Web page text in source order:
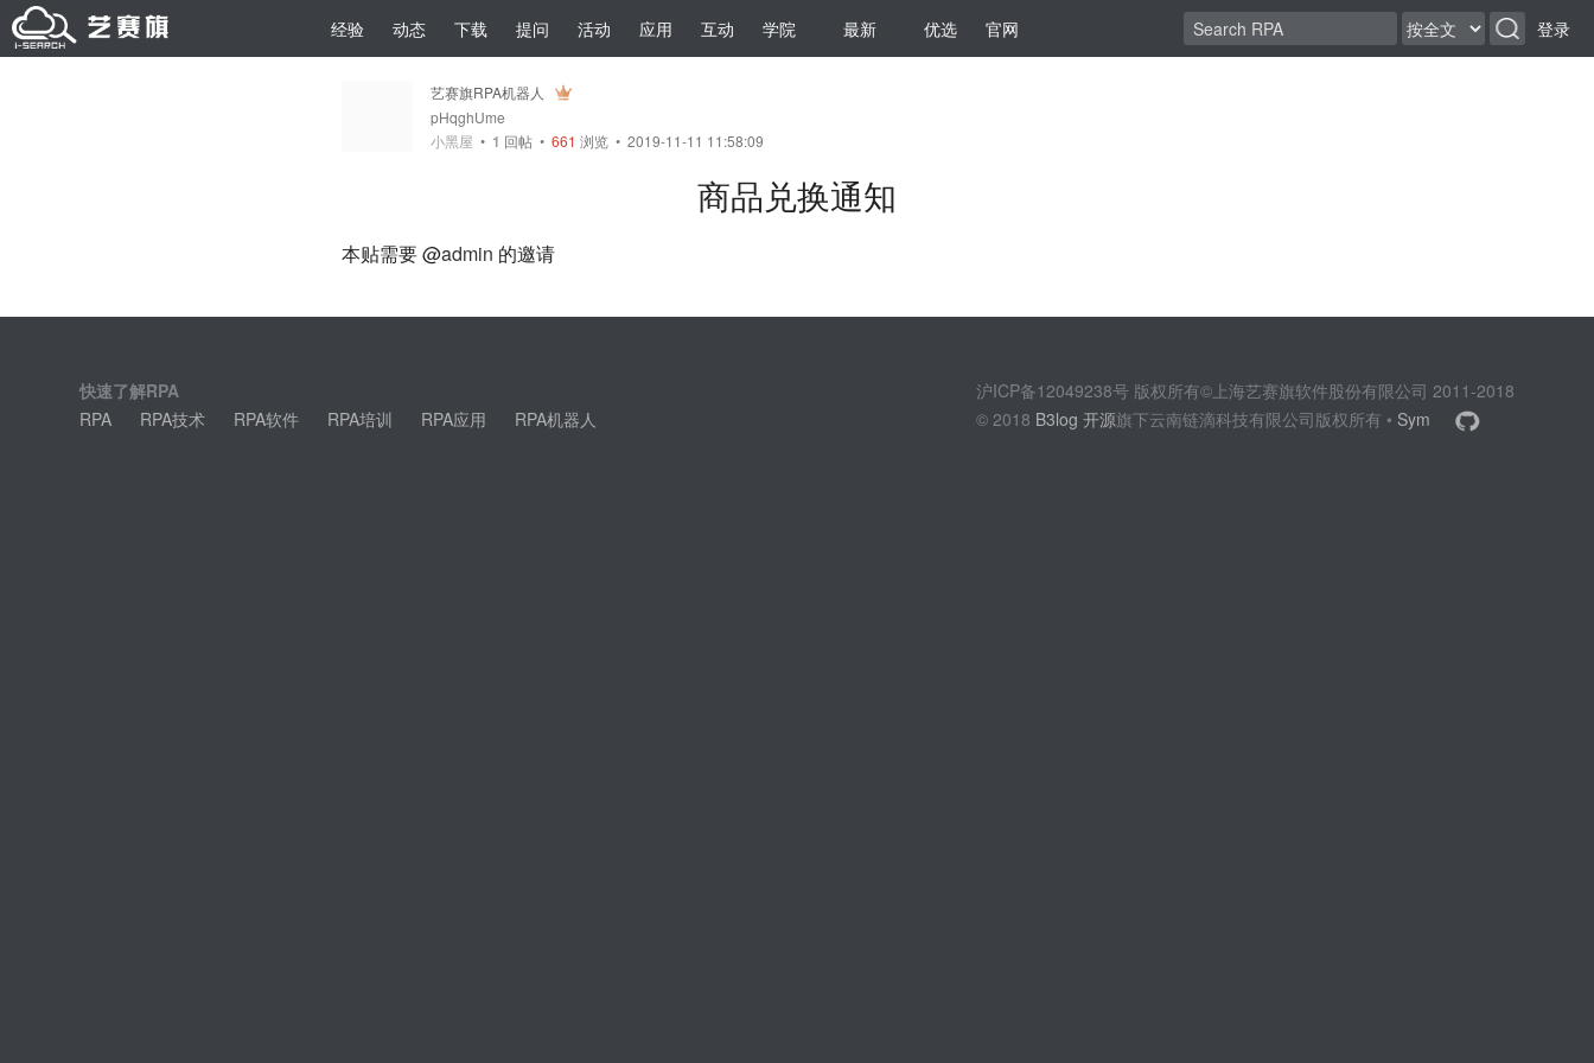
经验 动态 下载 提问 活动 应用 互动 学院 最新 优选 官网 登录
艺赛旗RPA机器人
pHqghUme
小黑屋 • 1 回帖 • 661 浏览 • 2019-11-11 11:58:09
商品兑换通知
本贴需要 @admin 的邀请
快速了解RPA
RPA
RPA技术 RPA软件 RPA培训 RPA应用 RPA机器人
沪ICP备12049238号 版权所有©上海艺赛旗软件股份有限公司 2011-2018
© 2018 B3log 开源旗下云南链滴科技有限公司版权所有 • Sym